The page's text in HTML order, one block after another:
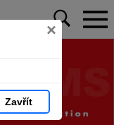
×
Zavřít